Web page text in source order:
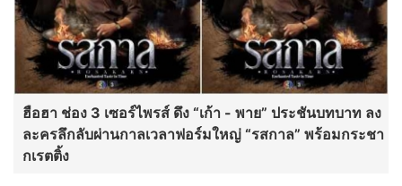
ฮือฮา ช่อง 3 เซอร์ไพรส์ ดึง “เก้า - พาย” ประชันบทบาท ลง
ละครลึกลับผ่านกาลเวลาฟอร์มใหญ่ “รสกาล” พร้อมกระชา
กเรตติ้ง